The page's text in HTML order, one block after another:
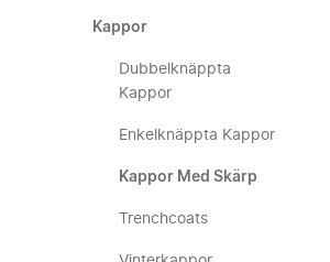
Kappor
Dubbelknäppta
Kappor
Enkelknäppta Kappor
Kappor Med Skärp
Trenchcoats